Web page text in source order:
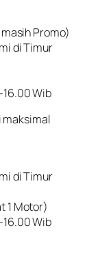
Promo)
di Timur
Wib
di Timur
1 Motor)
Wib